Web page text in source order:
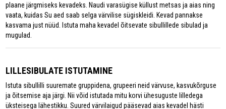
plaane järgmiseks kevadeks. Naudi varasügise küllust metsas ja aias ning
vaata, kuidas Su aed saab selga värvilise sügiskleidi. Kevad pannakse
kasvama just nüüd. Istuta maha kevadel õitsevate sibullillede sibulad ja
mugulad.
LILLESIBULATE ISTUTAMINE
Istuta sibullilli suuremate gruppidena, grupeeri neid värvuse, kasvukõrguse
ja õitsemise aja järgi. Nii võid istutada mitu korvi ühesuguste lilledega
üksteisega lähestikku. Suured värvilaigud pääsevad aias kevadel hästi